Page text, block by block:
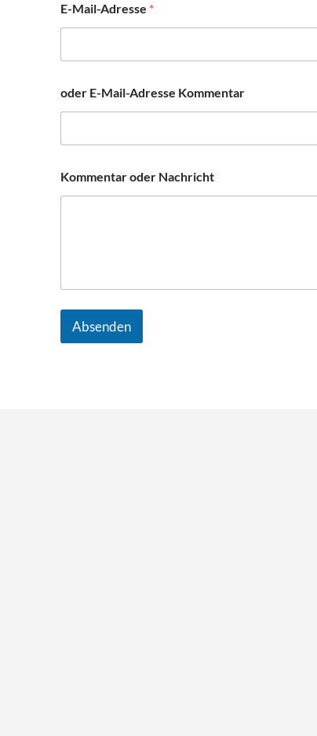
E-Mail-Adresse *
oder E-Mail-Adresse Kommentar
Kommentar oder Nachricht
Absenden